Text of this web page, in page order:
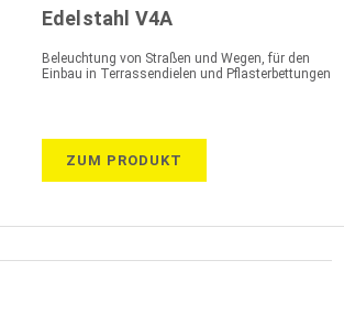
Edelstahl V4A
Beleuchtung von Straßen und Wegen, für den
Einbau in Terrassendielen und Pflasterbettungen
ZUM PRODUKT